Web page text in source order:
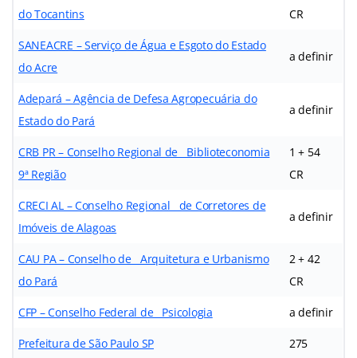
do Tocantins
CR
SANEACRE – Serviço de Água e Esgoto do Estado
do Acre
a definir
Adepará – Agência de Defesa Agropecuária do
Estado do Pará
a definir
CRB PR – Conselho Regional de Biblioteconomia
9ª Região
1 + 54
CR
CRECI AL – Conselho Regional de Corretores de
Imóveis de Alagoas
a definir
CAU PA – Conselho de Arquitetura e Urbanismo
do Pará
2 + 42
CR
CFP – Conselho Federal de Psicologia a definir
Prefeitura de São Paulo SP 275